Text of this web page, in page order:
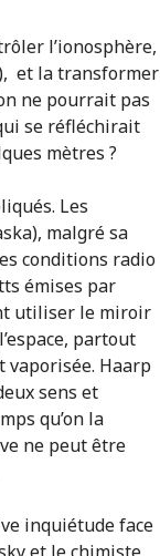
l’ionosphère,
et la transformer
ne pourrait pas
se réfléchirait
mètres ?
Les
malgré sa
conditions radio
émises par
utiliser le miroir
partout
vaporisée. Haarp
sens et
qu’on la
ne peut être
inquiétude face